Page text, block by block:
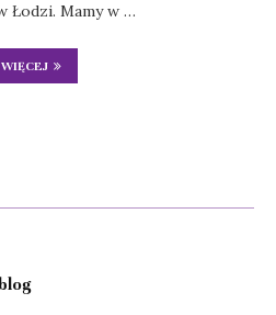
Łodzi. Mamy w …
WIĘCEJ